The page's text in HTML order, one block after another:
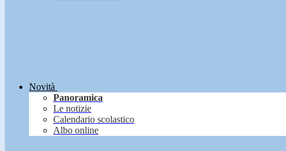
Novità
Panoramica
Le notizie
Calendario scolastico
Albo online